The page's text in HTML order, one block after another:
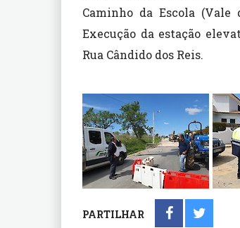
Caminho da Escola (Vale
Execução da estação
Rua Cândido dos Reis.
PARTILHAR